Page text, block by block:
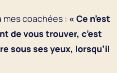
mes coachées : « Ce n’est
de vous trouver, c’est
sous ses yeux, lorsqu’il